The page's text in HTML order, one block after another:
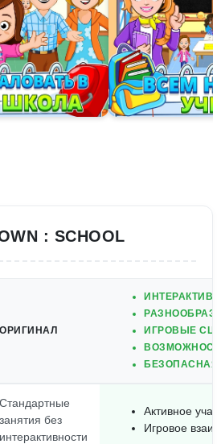
: SCHOOL
ОРИГИНАЛ
ИГРОВЫЕ
БЕЗОПАСНАЯ
Стандартные
занятия без
интерактивности
Активное
Игровое